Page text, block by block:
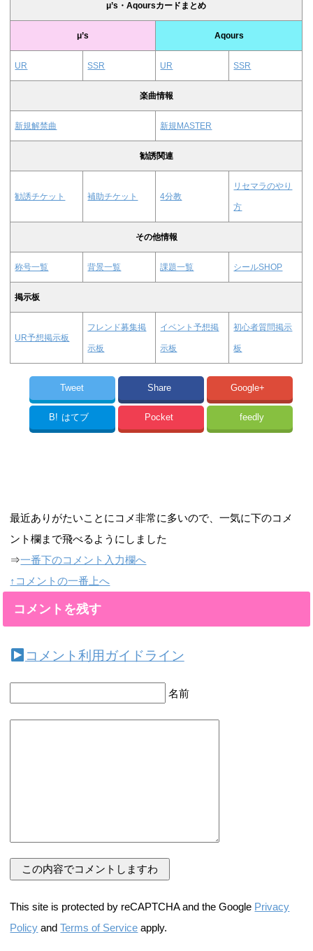
μ’s・Aqoursカードまとめ
μ’s Aqours
UR SSR UR SSR
楽曲情報
新規解禁曲 新規MASTER
勧誘関連
勧誘チケット 補助チケット 4分教
リセマラのやり
方
その他情報
称号一覧 背景一覧 課題一覧 シールSHOP
掲示板
UR予想掲示板
フレンド募集掲
示板
イベント予想掲
示板
初心者質問掲示
板
Tweet Share Google+
B! はてブ Pocket feedly
最近ありがたいことにコメ非常に多いので、一気に下のコメ
ント欄まで飛べるようにしました
⇒一番下のコメント入力欄へ
↑コメントの一番上へ
コメントを残す
コメント利用ガイドライン
名前
This site is protected by reCAPTCHA and the Google Privacy
Policy andTerms of Service apply.